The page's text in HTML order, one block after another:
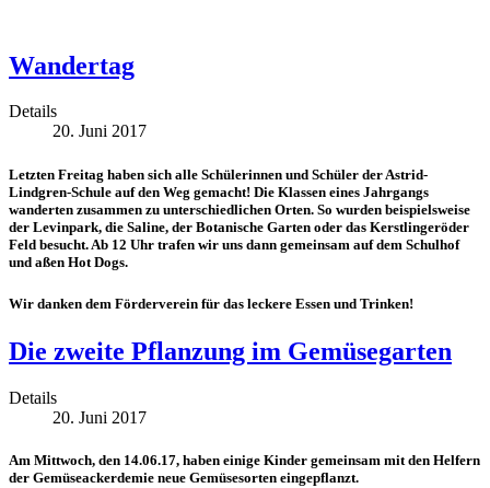
Wandertag
Details
20. Juni 2017
Letzten Freitag haben sich alle Schülerinnen und Schüler der Astrid-
Lindgren-Schule auf den Weg gemacht! Die Klassen eines Jahrgangs
wanderten zusammen zu unterschiedlichen Orten. So wurden beispielsweise
der Levinpark, die Saline, der Botanische Garten oder das Kerstlingeröder
Feld besucht. Ab 12 Uhr trafen wir uns dann gemeinsam auf dem Schulhof
und aßen Hot Dogs.
Wir danken dem Förderverein für das leckere Essen und Trinken!
Die zweite Pflanzung im Gemüsegarten
Details
20. Juni 2017
Am Mittwoch, den 14.06.17, haben einige Kinder gemeinsam mit den Helfern
der Gemüseackerdemie neue Gemüsesorten eingepflanzt.